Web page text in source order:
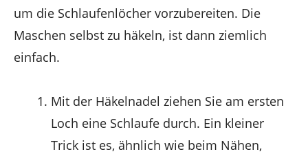
um die Schlaufenlöcher vorzubereiten. Die
Maschen selbst zu häkeln, ist dann ziemlich
einfach.
Mit der Häkelnadel ziehen Sie am ersten
Loch eine Schlaufe durch. Ein kleiner
Trick ist es, ähnlich wie beim Nähen,